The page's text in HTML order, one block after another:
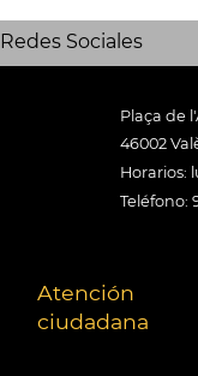
Redes Sociales
Plaça de
46002
Horarios:
Teléfono:
Atención
ciudadana